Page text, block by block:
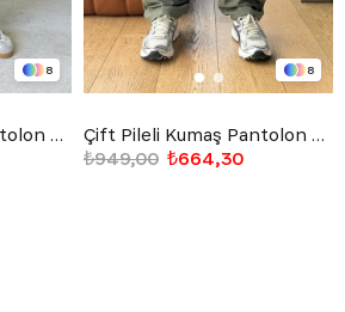
8
Çift Pileli Kumaş Pantolon Siyah
8
Çift Pileli Kumaş Pantolon Haki
₺664,30
₺949,00